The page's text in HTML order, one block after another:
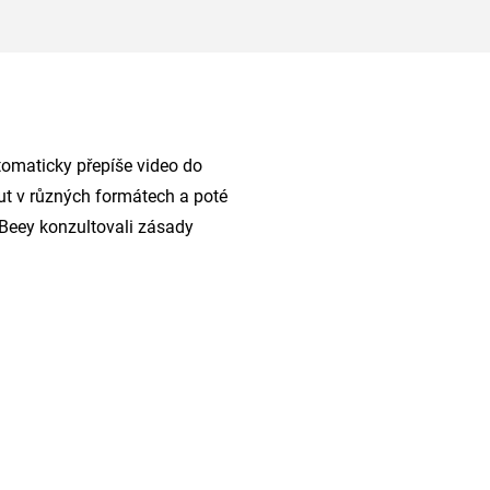
přepíše video do
v různých formátech a poté
konzultovali zásady